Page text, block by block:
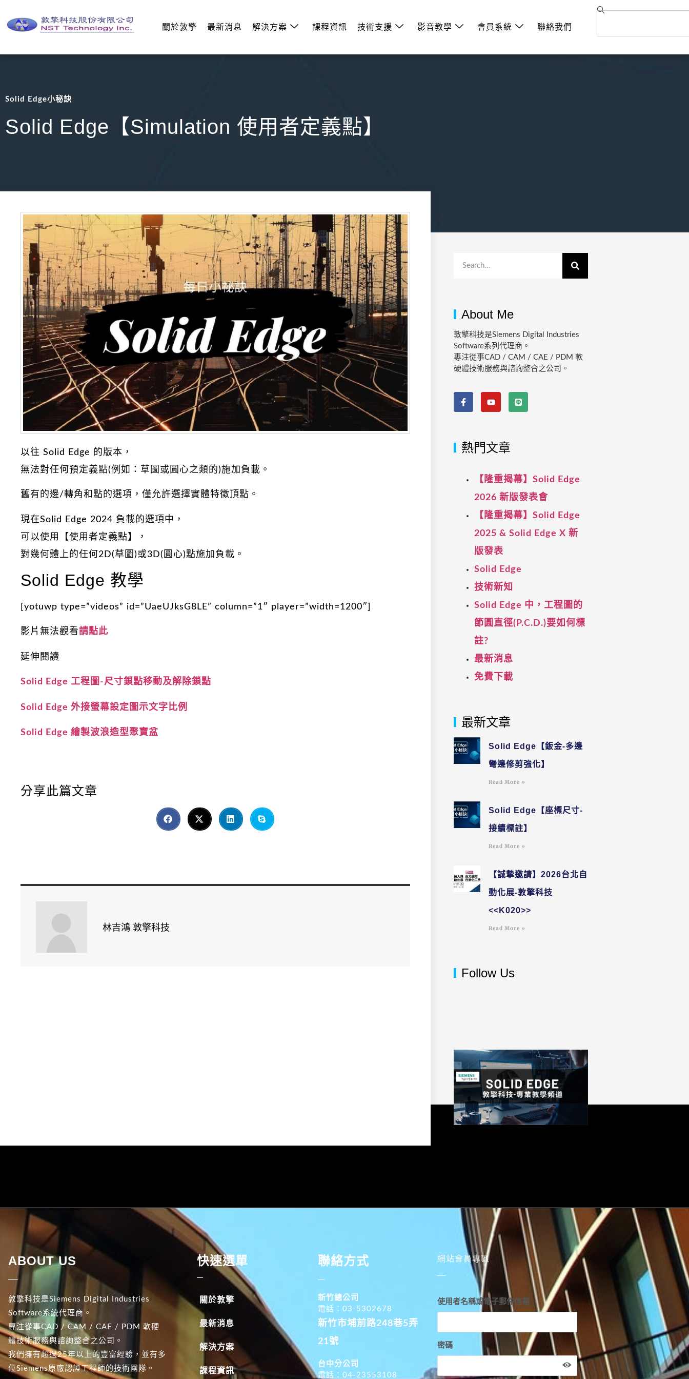
關於敦擎 最新消息 解決方案 課程資訊 技術支援 影音教學 會員系統 聯絡我們
Solid Edge小秘訣
Solid Edge【Simulation 使用者定義點】
以往 Solid Edge 的版本，
無法對任何預定義點(例如：草圖或圓心之類的)施加負載。
舊有的邊/轉角和點的選項，僅允許選擇實體特徵頂點。
現在Solid Edge 2024 負載的選項中，
可以使用【使用者定義點】，
對幾何體上的任何2D(草圖)或3D(圓心)點施加負載。
Solid Edge 教學
[yotuwp type=”videos” id=”UaeUJksG8LE” column=”1″ player=”width=1200″]
影片無法觀看請點此
延伸閱讀
Solid Edge 工程圖-尺寸鎖點移動及解除鎖點
Solid Edge 外接螢幕設定圖示文字比例
Solid Edge 繪製波浪造型聚寶盆
分享此篇文章
林吉鴻 敦擎科技
About Me
敦擎科技是Siemens Digital Industries
Software系列代理商。
專注從事CAD / CAM / CAE / PDM 軟
硬體技術服務與諮詢整合之公司。
熱門文章
【隆重揭幕】Solid Edge
2026 新版發表會
【隆重揭幕】Solid Edge
2025 & Solid Edge X 新
版發表
Solid Edge
技術新知
Solid Edge 中，工程圖的
節圓直徑(P.C.D.)要如何標
註?
最新消息
免費下載
最新文章
Solid Edge【鈑金-多邊
彎邊修剪強化】
Read More »
Solid Edge【座標尺寸-
接續標註】
Read More »
【誠摯邀請】2026台北自
動化展-敦擎科技
<<K020>>
Read More »
Follow Us
ABOUT US
敦擎科技是Siemens Digital Industries
Software系統代理商。
專注從事CAD / CAM / CAE / PDM 軟硬
體技術服務與諮詢整合之公司。
我們擁有超過25年以上的豐富經驗，並有多
位Siemens原廠認證工程師的技術團隊。
快速選單
關於敦擎
最新消息
解決方案
課程資訊
聯絡方式
新竹總公司
電話：03-5302678
新竹市埔前路248巷5弄
21號
台中分公司
電話：04-23553108
網站會員專區
使用者名稱或電子郵件信箱
密碼